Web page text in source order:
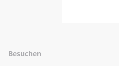
Besuchen